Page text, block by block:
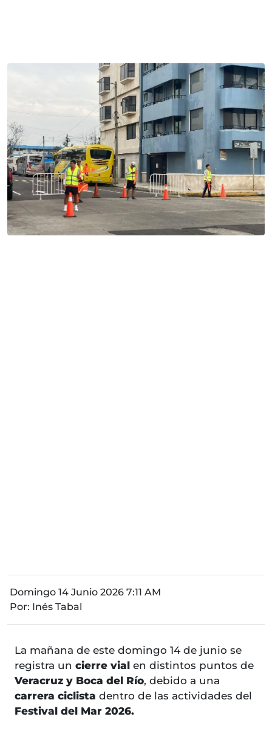
Domingo 14 Junio 2026 7:11 AM
Por: Inés Tabal
La mañana de este domingo 14 de junio se
registra un cierre vial en distintos puntos de
Veracruz y Boca del Río, debido a una
carrera ciclista dentro de las actividades del
Festival del Mar 2026.